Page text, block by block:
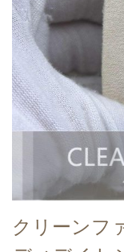
クリーンフ